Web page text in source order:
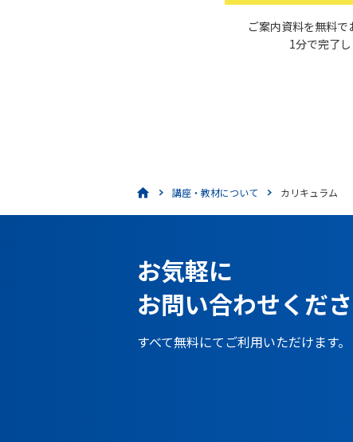
ご案内資料を無料で
1分で完了し
講座・教材について カリキュラム
お気軽に
お問い合わせくださ
すべて無料にてご利用いただけます。